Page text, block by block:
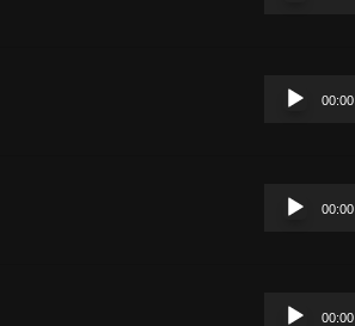
Reproductor
00:00
Reproductor
00:00
Reproductor
00:00